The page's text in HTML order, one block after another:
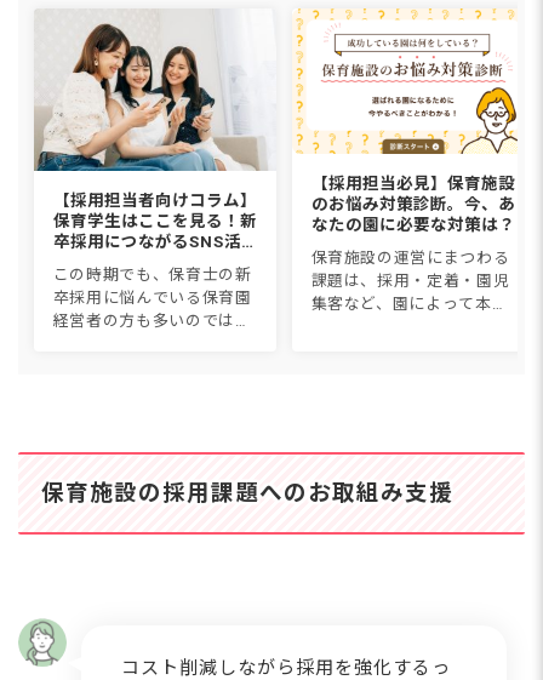
【採用担当者向けコラム】
保育学生はここを見る！新
卒採用につながるSNS活
る3つの条件
この時期でも、保育士の新
卒採用に悩んでいる保育園
経営者の方も多いのではな
る「安...
【採用担当必見】保育施設
のお悩み対策診断。今、あ
なたの園に必要な対策は？
保育施設の運営にまつわる
課題は、採用・定着・園児
集客など、園によって本当
保育施設の採用課題へのお取組み支援
コスト削減しながら採用を強化するっ